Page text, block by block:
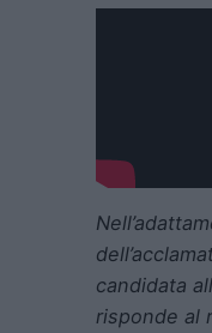
candidata
risponde al